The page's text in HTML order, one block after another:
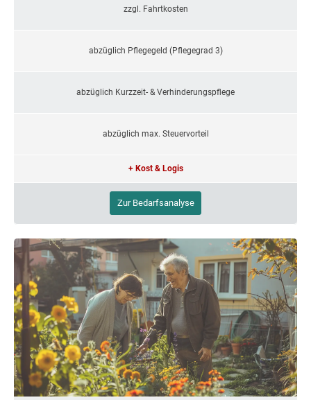
zzgl. Fahrtkosten
abzüglich Pflegegeld (Pflegegrad 3)
abzüglich Kurzzeit- & Verhinderungspflege
abzüglich max. Steuervorteil
+ Kost & Logis
Zur Bedarfsanalyse